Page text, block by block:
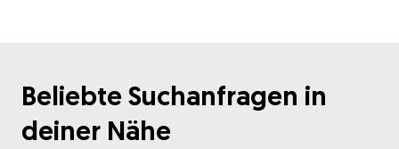
Beliebte Suchanfragen in
deiner Nähe